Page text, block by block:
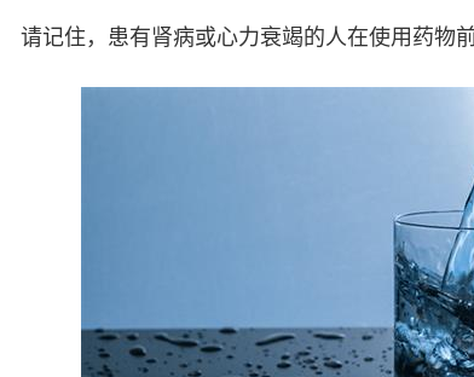
请记住，患有肾病或心力衰竭的人在使用药物